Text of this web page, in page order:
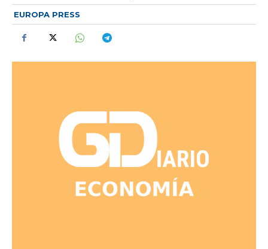
EUROPA PRESS